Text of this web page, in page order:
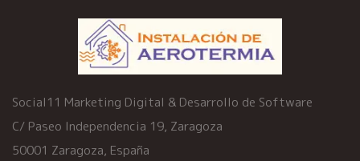
Social11 Marketing Digital & Desarrollo de Software
C/ Paseo Independencia 19, Zaragoza
50001 Zaragoza, España